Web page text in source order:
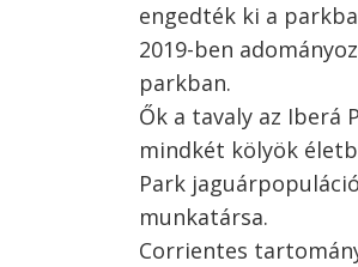
engedték ki a
2019-ben
parkban.
Ők a tavaly az Iberá
mindkét kölyök
Park
munkatársa.
Corrientes